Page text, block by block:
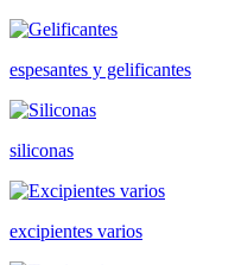
espesantes y gelificantes
siliconas
excipientes varios